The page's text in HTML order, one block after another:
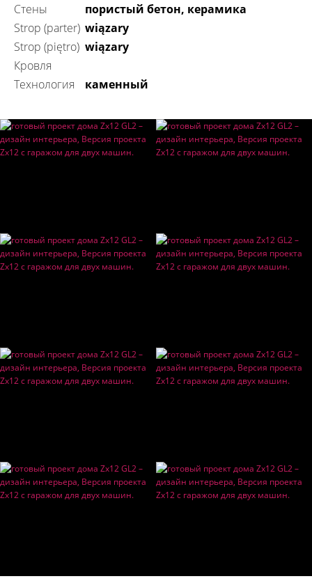
Стены
пористый бетон, керамика
Strop (parter) wiązary
Strop (piętro) wiązary
Кровля
технология
каменный